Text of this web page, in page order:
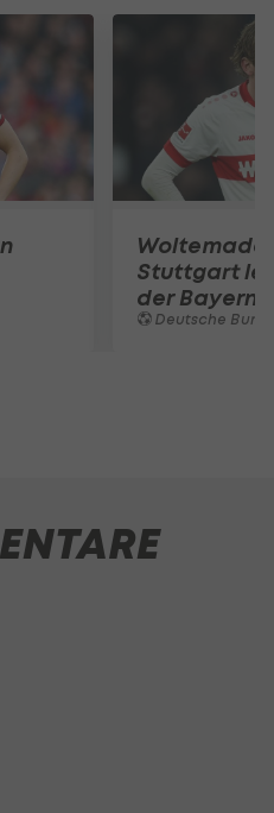
Stuttgart
der Bayern
Deutsche